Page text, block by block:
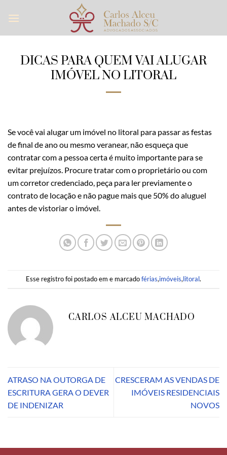
DICAS PARA QUEM VAI ALUGAR
IMÓVEL NO LITORAL
Se você vai alugar um imóvel no litoral para passar as festas
de final de ano ou mesmo veranear, não esqueça que
contratar com a pessoa certa é muito importante para se
evitar prejuízos. Procure tratar com o proprietário ou com
um corretor credenciado, peça para ler previamente o
contrato de locação e não pague mais que 50% do aluguel
antes de vistoriar o imóvel.
Esse registro foi postado em e marcadoférias,imóveis,litoral.
CARLOS ALCEU MACHADO
ATRASO NA OUTORGA DE
ESCRITURA GERA O DEVER
DE INDENIZAR
CRESCERAM AS VENDAS DE
IMÓVEIS RESIDENCIAIS
NOVOS